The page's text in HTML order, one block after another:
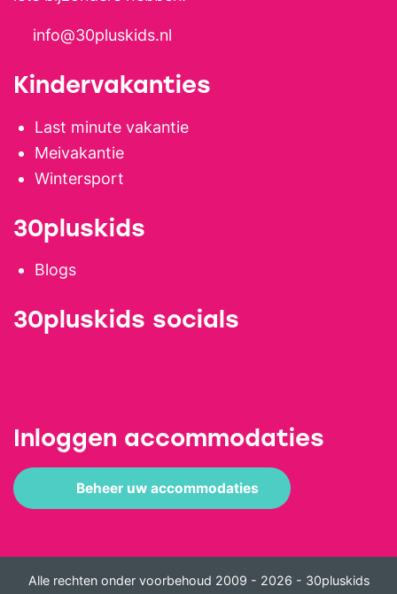
info@30pluskids.nl
Kindervakanties
Last minute vakantie
Meivakantie
Wintersport
30pluskids
Blogs
30pluskids socials
Inloggen accommodaties
Beheer uw accommodaties
Alle rechten onder voorbehoud 2009 - 2026 - 30pluskids